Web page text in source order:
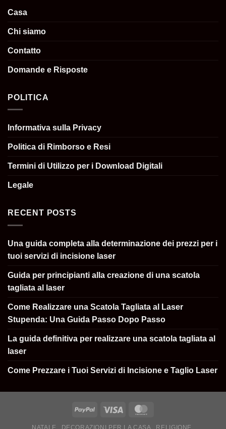
Casa
Chi siamo
Contatto
Domande e Risposte
POLITICA
Informativa sulla Privacy
Politica di Rimborso e Resi
Termini di Utilizzo per i Download Digitali
Legale
RECENT POSTS
Una guida completa alla determinazione dei prezzi per i
tuoi servizi di incisione laser
Guida per principianti alla creazione di una scatola
tagliata al laser
Come Realizzare una Scatola Tagliata al Laser
Stupenda: Una Guida Passo Dopo Passo
La guida definitiva per realizzare una scatola tagliata al
laser
Come Prezzare i Tuoi Servizi di Incisione e Taglio Laser
NATALE DECORAZIONI PER LA CASA RELIGIONE